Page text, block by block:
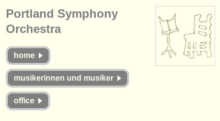
kurse
musikwettbewerbe
instrumentenverkauf
gestohlene instrumente
verzeichnisse:
Portland Symphony
Orchestra
home
musikerinnen und musiker
office